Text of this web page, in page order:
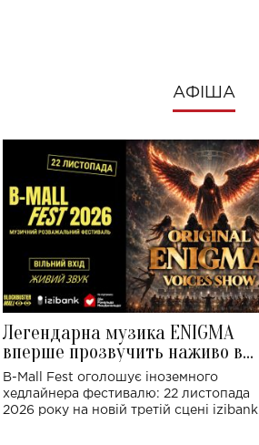
АФІША
Легендарна музика ENIGMA
вперше прозвучить наживо в
Україні: де відбудеться концерт
B-Mall Fest оголошує іноземного
хедлайнера фестивалю: 22 листопада
2026 року на новій третій сцені izibank